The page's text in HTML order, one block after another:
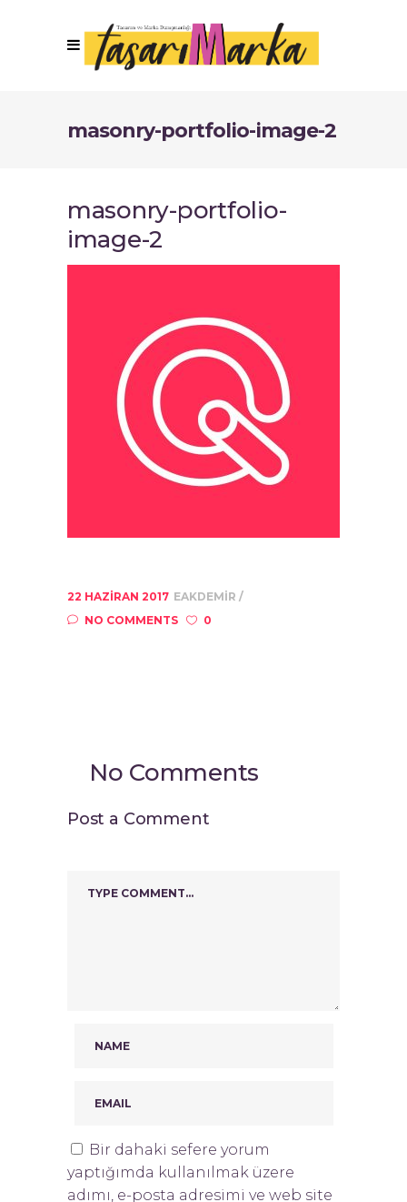
masonry-portfolio-image-2
masonry-portfolio-
image-2
22 HAZIRAN 2017 EAKDEMIR
NO COMMENTS
0
No Comments
Post a Comment
Bir dahaki sefere yorum
yaptığımda kullanılmak üzere
adımı, e-posta adresimi ve web site